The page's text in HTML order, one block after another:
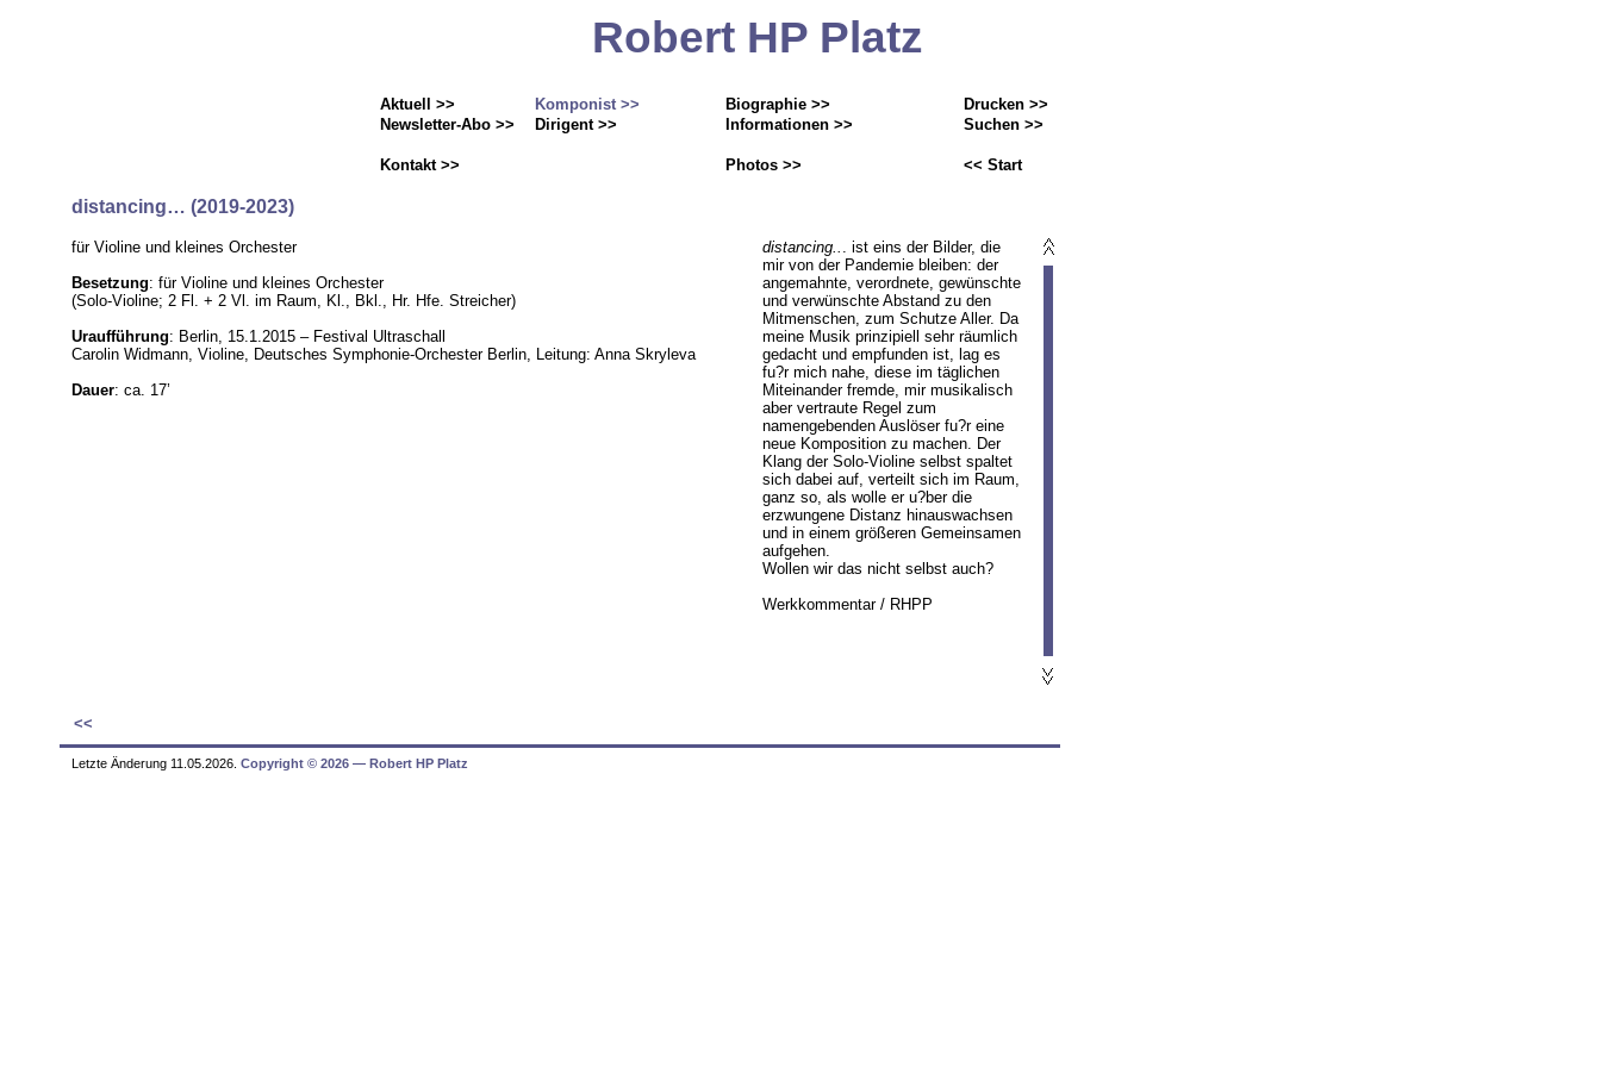
Robert HP Platz
Aktuell >>
Newsletter-Abo >>
Kontakt >>
Komponist >>
Dirigent >>
Biographie >>
Informationen >>
Photos >>
Drucken >>
Suchen >>
<< Start
distancing… (2019-2023)
für Violine und kleines Orchester
Besetzung: für Violine und kleines Orchester
(Solo-Violine; 2 Fl. + 2 Vl. im Raum, Kl., Bkl., Hr. Hfe. Streicher)
Uraufführung: Berlin, 15.1.2015 – Festival Ultraschall
Carolin Widmann, Violine, Deutsches Symphonie-Orchester Berlin, Leitung: Anna Skryleva
Dauer: ca. 17’
distancing.. . ist eins der Bilder, die
mir von der Pandemie bleiben: der
angemahnte, verordnete, gewünschte
und verwünschte Abstand zu den
Mitmenschen, zum Schutze Aller. Da
meine Musik prinzipiell sehr räumlich
gedacht und empfunden ist, lag es
fu?r mich nahe, diese im täglichen
Miteinander fremde, mir musikalisch
aber vertraute Regel zum
namengebenden Auslöser fu?r eine
neue Komposition zu machen. Der
Klang der Solo-Violine selbst spaltet
sich dabei auf, verteilt sich im Raum,
ganz so, als wolle er u?ber die
erzwungene Distanz hinauswachsen
und in einem größeren Gemeinsamen
aufgehen.
Wollen wir das nicht selbst auch?
Werkkommentar / RHPP
<<
Letzte Änderung 11.05.2026. Copyright © 2026 ― Robert HP Platz